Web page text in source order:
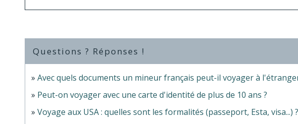
Questions ? Réponses !
Avec quels documents un mineur français peut-il voyager à
Peut-on voyager avec une carte d'identité de plus de 10 ans ?
Voyage aux USA : quelles sont les formalités (passeport, Esta, visa...) ?